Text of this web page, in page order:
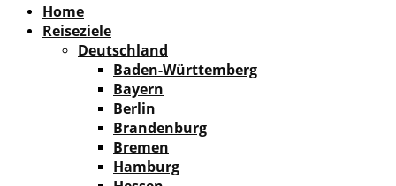
Home
Reiseziele
Deutschland
Baden-Württemberg
Bayern
Berlin
Brandenburg
Bremen
Hamburg